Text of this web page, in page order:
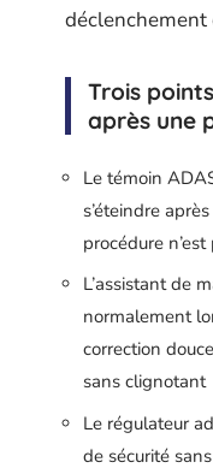
déclenchement
Trois
après une
Le témoin
s’éteindre
procédure
L’assistant de
normalement
correction
sans clignotant
Le régulateur
de sécurité